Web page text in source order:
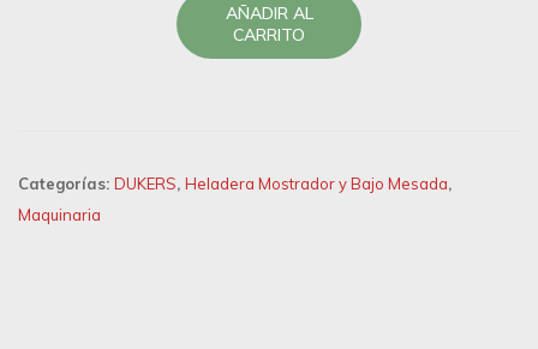
AÑADIR AL
CARRITO
Categorías: DUKERS, Heladera Mostrador y Bajo Mesada,
Maquinaria